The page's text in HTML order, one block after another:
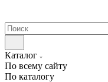
Каталог
По всему сайту
По каталогу